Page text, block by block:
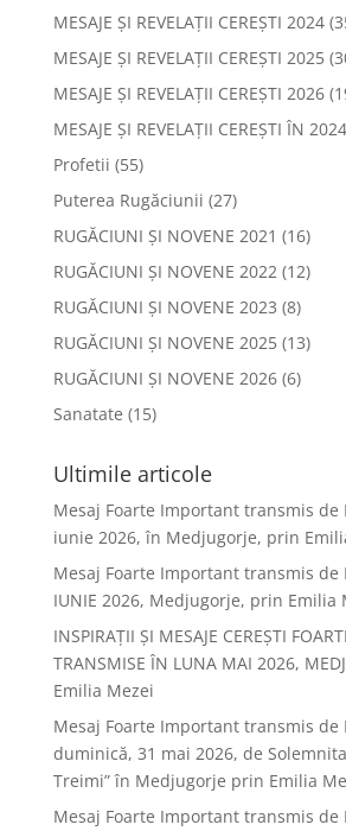
MESAJE ȘI REVELAȚII CEREȘTI 2024
MESAJE ȘI REVELAȚII CEREȘTI 2025
MESAJE ȘI REVELAȚII CEREȘTI 2026
MESAJE ȘI REVELAȚII CEREȘTI ÎN 2024
Profetii (55)
Puterea Rugăciunii (27)
RUGĂCIUNI ȘI NOVENE 2021 (16)
RUGĂCIUNI ȘI NOVENE 2022(12)
RUGĂCIUNI ȘI NOVENE 2023 (8)
RUGĂCIUNI ȘI NOVENE 2025(13)
RUGĂCIUNI ȘI NOVENE 2026(6)
Sanatate (15)
Ultimile articole
Mesaj Foarte Important transmis de
iunie 2026, în Medjugorje, prin
Mesaj Foarte Important transmis de
IUNIE 2026, Medjugorje, prin Emilia
INSPIRAȚII ȘI MESAJE CEREȘTI
TRANSMISE ÎN LUNA MAI 2026,
Emilia Mezei
Mesaj Foarte Important transmis de
duminică, 31 mai 2026, de
Treimi” în Medjugorje prin Emilia
Mesaj Foarte Important transmis de